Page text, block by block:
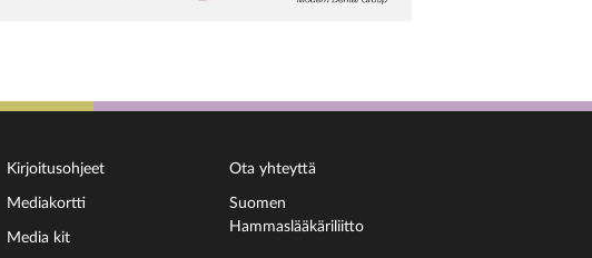
Kirjoitusohjeet
Mediakortti
Media kit
Ota yhteyttä
Suomen
Hammaslääkäriliitto